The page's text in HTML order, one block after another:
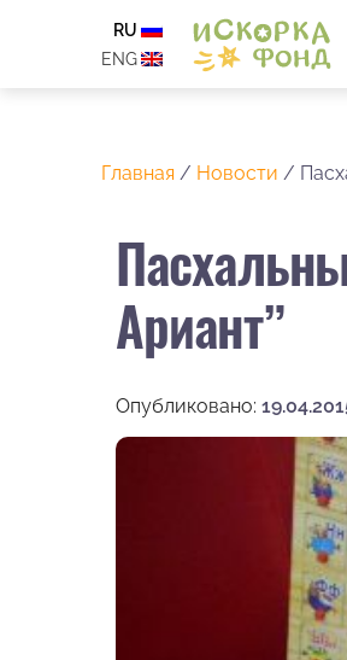
RU
ENG
Главная / Новости /
Ариант”
Опубликовано: